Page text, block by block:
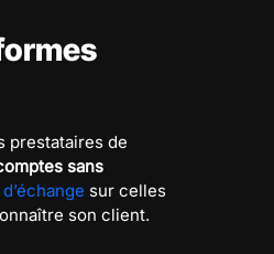
prestataires de
sans
sur celles
son client.